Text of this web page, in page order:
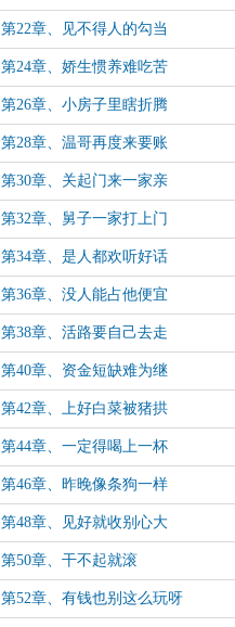
第22章、见不得人的勾当
第24章、娇生惯养难吃苦
第26章、小房子里瞎折腾
第28章、温哥再度来要账
第30章、关起门来一家亲
第32章、舅子一家打上门
第34章、是人都欢听好话
第36章、没人能占他便宜
第38章、活路要自己去走
第40章、资金短缺难为继
第42章、上好白菜被猪拱
第44章、一定得喝上一杯
第46章、昨晚像条狗一样
第48章、见好就收别心大
第50章、干不起就滚
第52章、有钱也别这么玩呀